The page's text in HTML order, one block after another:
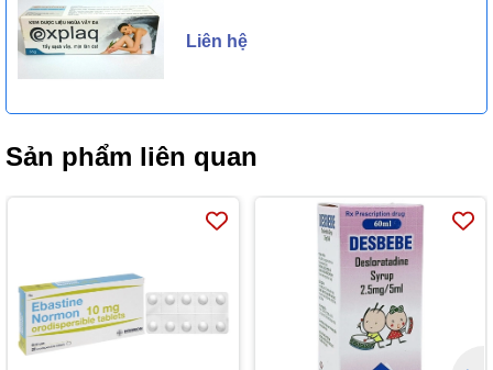
Da: Ban da, mày đay, ngứa.
Không rõ tần suất (không thể ước tính từ dữ liệu hiện có):
Tim mạch: Tăng nhịp tim, hồi hộp.
Thông báo ngay cho bác sĩ hoặc dược sĩ những phản ứng có hại
gặp phải khi sử dụng thuốc.
Liên hệ
Sản phẩm liên quan